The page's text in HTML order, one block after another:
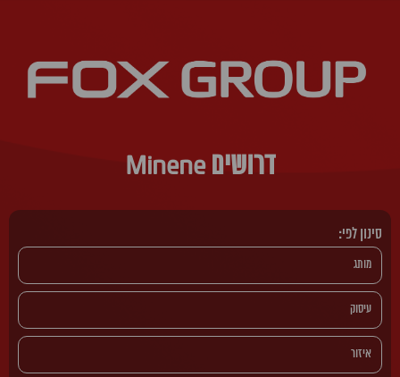
דרושים Minene
סינון לפי: